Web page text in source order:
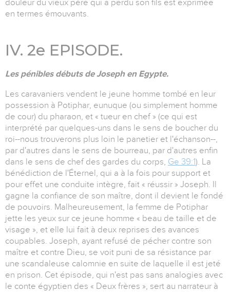
douleur du vieux père qui a perdu son fils est exprimée
en termes émouvants.
IV. 2e EPISODE.
Les pénibles débuts de Joseph en Egypte.
Les caravaniers vendent le jeune homme tombé en leur
possession à Potiphar, eunuque (ou simplement homme
de cour) du pharaon, et « tueur en chef » (ce qui est
interprété par quelques-uns dans le sens de boucher du
roi--nous trouverons plus loin le panetier et l'échanson--,
par d'autres dans le sens de bourreau, par d'autres enfin
dans le sens de chef des gardes du corps, Ge 39:1). La
bénédiction de l'Éternel, qui a à la fois pour support et
pour effet une conduite intègre, fait « réussir » Joseph. Il
gagne la confiance de son maître, dont il devient le fondé
de pouvoirs. Malheureusement, la femme de Potiphar
jette les yeux sur ce jeune homme « beau de taille et de
visage », et elle lui fait à deux reprises des avances
coupables. Joseph, ayant refusé de pécher contre son
maître et contre Dieu, se voit puni de sa résistance par
une scandaleuse calomnie en suite de laquelle il est jeté
en prison. Cet épisode, qui n'est pas sans analogies avec
le conte égyptien des « Deux frères », sert au narrateur à